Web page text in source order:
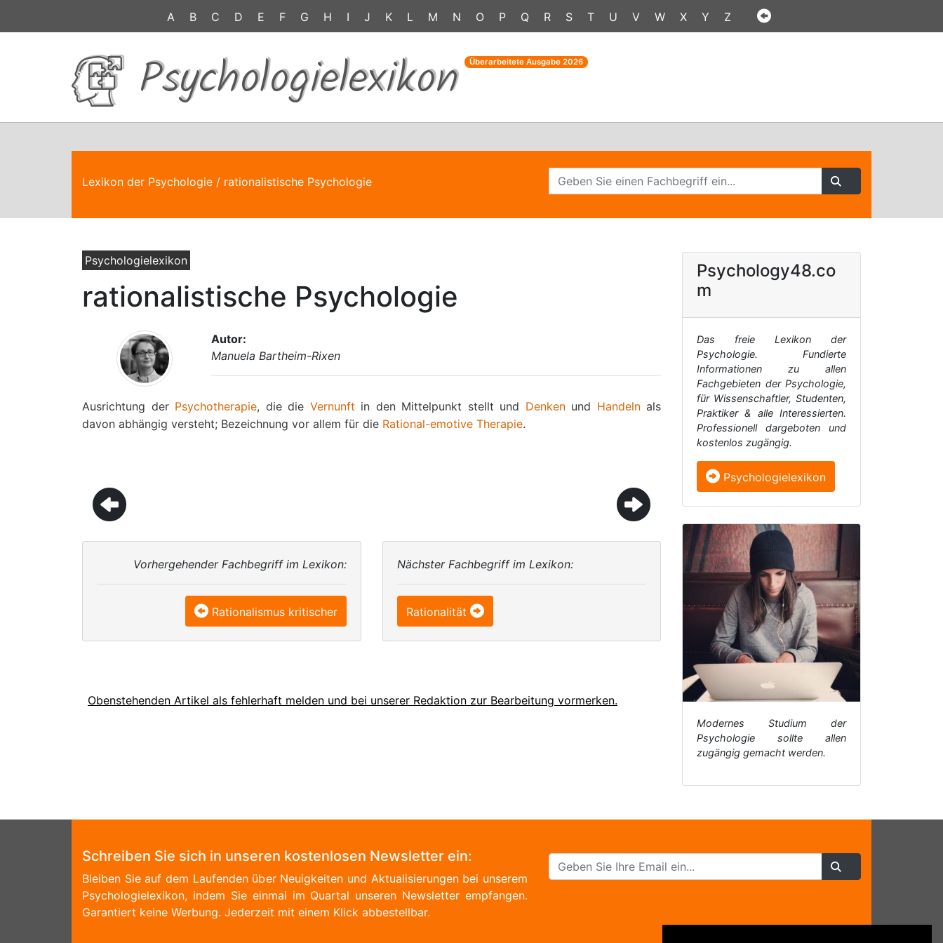
A B C D E F G H I J K L M N O P Q R S T U V W X Y Z
Psychologielexikon Überarbeitete Ausgabe 2026
Lexikon der Psychologie / rationalistische Psychologie
Psychologielexikon
rationalistische Psychologie
Autor:
Manuela Bartheim-Rixen
Ausrichtung der Psychotherapie, die die Vernunft in den Mittelpunkt stellt und Denkenund Handelnals
davon abhängig versteht; Bezeichnung vor allem für die Rational-emotive Therapie.
Vorhergehender Fachbegriff im Lexikon:
Rationalismus kritischer
Nächster Fachbegriff im Lexikon:
Rationalität
Obenstehenden Artikel als fehlerhaft melden und bei unserer Redaktion zur Bearbeitung vormerken.
Psychology48.co
m
Das freie Lexikon der
Psychologie. Fundierte
Informationen zu allen
Fachgebieten der Psychologie,
für Wissenschaftler, Studenten,
Praktiker & alle Interessierten.
Professionell dargeboten und
kostenlos zugängig.
Psychologielexikon
Modernes Studium der
Psychologie sollte allen
zugängig gemacht werden.
Schreiben Sie sich in unseren kostenlosen Newsletter ein:
Bleiben Sie auf dem Laufenden über Neuigkeiten und Aktualisierungen bei unserem
Psychologielexikon, indem Sie einmal im Quartal unseren Newsletter empfangen.
Garantiert keine Werbung. Jederzeit mit einem Klick abbestellbar.